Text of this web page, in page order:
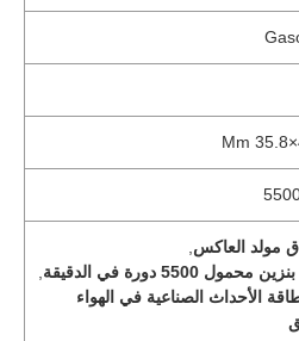
مولد العاكس
محمول 5500 دورة في الدقيقة
الأحداث الصناعية في الهواء